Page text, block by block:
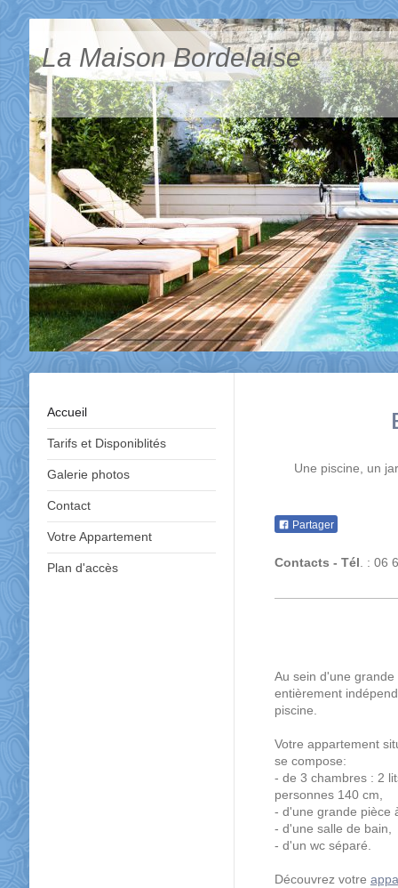
La Maison Bordelaise
Accueil
Tarifs et Disponiblités
Galerie photos
Contact
Votre Appartement
Plan d'accès
Une piscine, un
Partager
Contacts - Tél. : 06
Au sein d'une
entièrement
piscine.
Votre appartement
se compose:
- de 3 chambres : 2
personnes 140 cm,
- d'une grande pièce
- d'une salle de bain,
- d'un wc séparé.
Découvrez votre